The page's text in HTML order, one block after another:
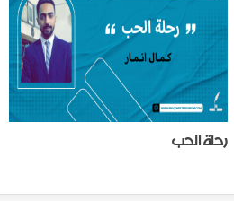
رحلة الحب